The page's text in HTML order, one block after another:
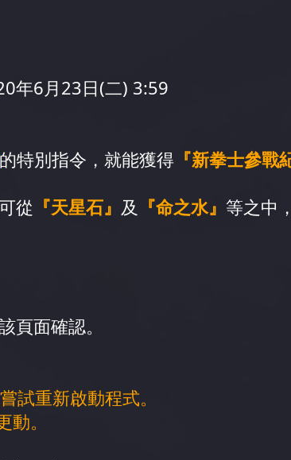
年6月23日(二) 3:59
特別指令，就能獲得『新拳士參戰
從 『天星石』 及 『命之水』 等之中
頁面確認。
試重新啟動程式。
。